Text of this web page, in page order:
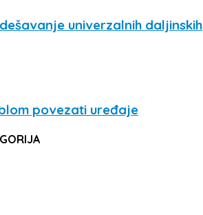
univerzalnih daljinskih
povezati uređaje